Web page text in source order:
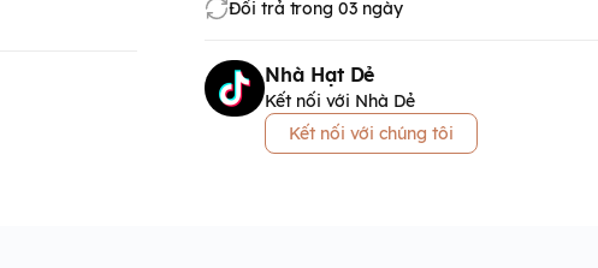
Đổi trả trong 03 ngày
Nhà Hạt Dẻ
Kết nối với Nhà Dẻ
Kết nối với chúng tôi